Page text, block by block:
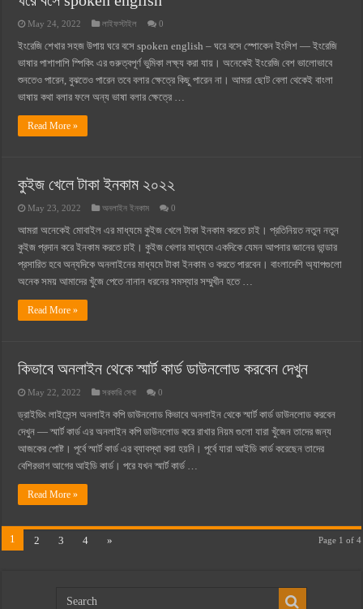
May 24, 2022 লাইফস্টাইল 0
ইংরেজি শেখার সহজ উপায় ঘরে বসে spoken english – ঘরে বসে স্পোকেন ইংলিশ — ইংরেজি
ভাষার পাশাপাশি স্পিকিং এর গুরুত্বপূর্ণ ভুমিকা লক্ষ্য করা যায়। অনেকেই ইংরেজি বেশ ভালোভাবে
শুনতেও পারেন, বুঝতেও পারেন তবে বলার ক্ষেত্রে কিছু পারেন না। আমরা ছোট বেলা থেকেই বাংলা
ভাষায় কথা বলার ফলে অন্য ভাষা বলার ক্ষেত্রে …
Read More »
কুইজ খেলে টাকা ইনকাম ২০২২
May 23, 2022 অনলাইন ইনকাম 0
আমরা অনেকেই মোবাইল এর মাধ্যমে কুইজ খেলে টাকা ইনকাম করতে চাই। প্রতিনিয়ত নতুন নতুন
কুইজ প্রদান করে ইনকাম করতে চাই। কুইজ খেলার মাধ্যমে একদিকে যেমন আপনার জ্ঞানের ভান্ডার
প্রসারিত হবে অন্যদিকে অনলাইনের মাধ্যমে টাকা ইনকাম ও করতে পারবেন। বাংলাদেশি অ্যাপগুলো
অনেক সময় আমাদের খুঁজে পেতে নানান ধরনের সমস্যার সম্মুখীন হতে …
Read More »
কিভাবে অনলাইন থেকে স্মার্ট কার্ড ডাউনলোড করবেন দেখুন
May 22, 2022 সরকারি সেবা 0
ড্রাইভিং লাইসেন্স অনলাইন কপি ডাউনলোড কিভাবে অনলাইন থেকে স্মার্ট কার্ড ডাউনলোড করবেন
দেখুন — স্মার্ট কার্ড এর অনলাইন কপি ডাউনলোড করে রাখার নিয়ম গুলো যারা খুঁজেন তাদের জন্য
আজকের পোষ্ট। পূর্বে স্মার্ট কার্ড এর ব্যাবস্থা করা হয়নি। পূর্বে যারা আইডি কার্ড করেছেন তাদের
বেশিরভাগ আগের আইডি কার্ড। পরে যখন স্মার্ট কার্ড …
Read More »
Page 1 of 4
1 2 3 4 »